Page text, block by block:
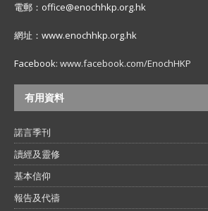
電郵：office@enochhkp.org.hk
網址：www.enochhkp.org.hk
Facebook: www.facebook.com/EnochHKP
有用資料
諾言季刊
讀經及靈修
基本信仰
報告及代禱